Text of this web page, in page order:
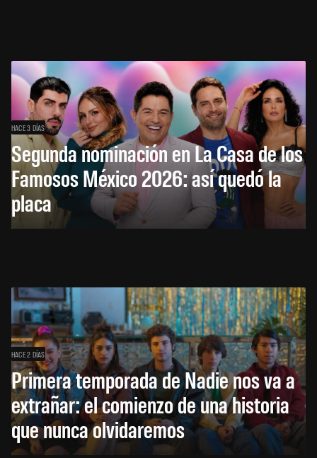
HACE 3 DÍAS
Segunda nominación en La Casa de los
Famosos México 2026: así quedó la
placa
HACE 2 DÍAS
Primera temporada de Nadie nos va a
extrañar: el comienzo de una historia
que nunca olvidaremos